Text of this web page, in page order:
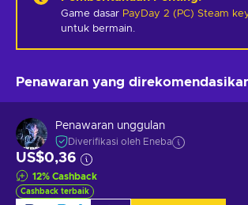
Game dasar PayDay 2 (PC) Steam
untuk bermain.
Penawaran yang
Penawaran unggulan
Diverifikasi oleh Eneba
US$0,36
12% Cashback
Cashback terbaik